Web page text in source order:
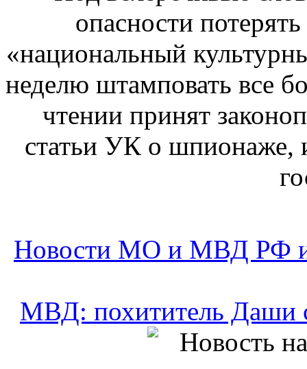
Новости МО и МВД РФ
МВД: похититель Даши
Силовики подтвердили,
Новости МО и МВД РФ